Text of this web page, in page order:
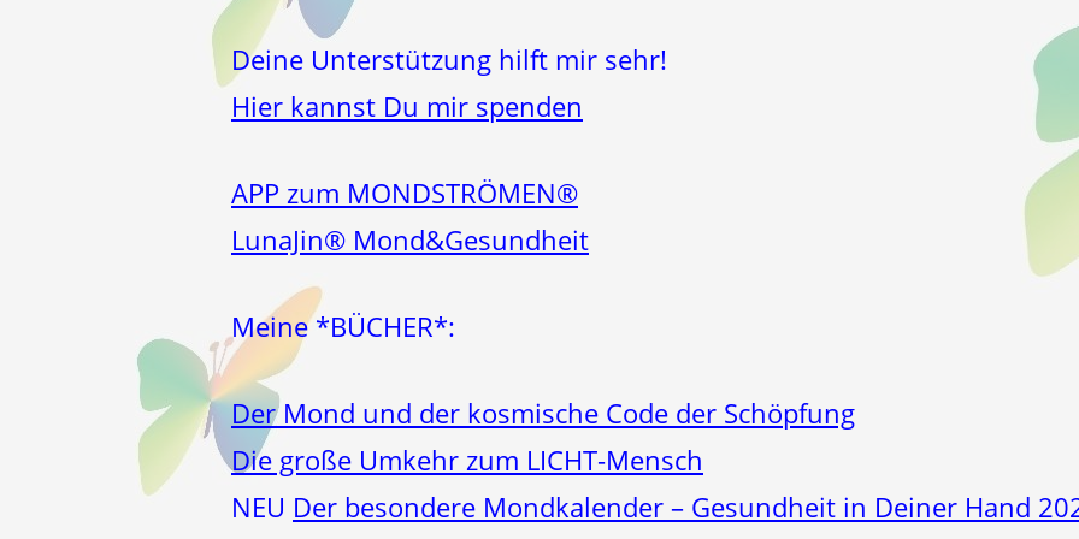
Deine Unterstützung hilft mir sehr!
Hier kannst Du mir spenden
APP zum MONDSTRÖMEN®
LunaJin® Mond&Gesundheit
Meine *BÜCHER*:
Der Mond und der kosmische Code der Schöpfung
Die große Umkehr zum LICHT-Mensch
NEU Der besondere Mondkalender – Gesundheit in Deiner Hand